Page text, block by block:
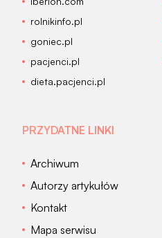
rolnikinfo.pl
goniec.pl
pacjenci.pl
dieta.pacjenci.pl
PRZYDATNE LINKI
Archiwum
Autorzy artykułów
Kontakt
Mapa serwisu